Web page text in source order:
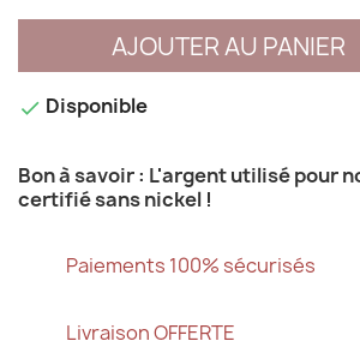
AJOUTER AU PANIER
 Disponible
Bon à savoir : L'argent utilisé pour
certifié sans nickel !
Paiements 100% sécurisés
Livraison OFFERTE